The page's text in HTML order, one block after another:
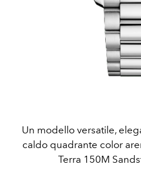
Un modello versatile,
caldo quadrante color
Terra 150M